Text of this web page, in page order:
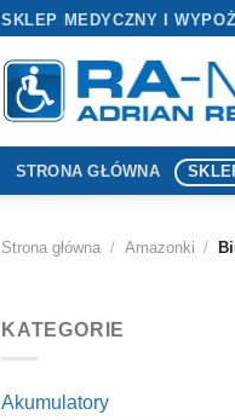
SKLEP MEDYCZNY I
STRONA GŁÓWNA
Strona główna / Amazonki /
KATEGORIE
Akumulatory